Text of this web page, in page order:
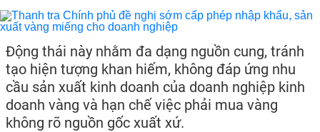
Động thái này nhằm đa dạng nguồn cung, tránh
tạo hiện tượng khan hiếm, không đáp ứng nhu
cầu sản xuất kinh doanh của doanh nghiệp kinh
doanh vàng và hạn chế việc phải mua vàng
không rõ nguồn gốc xuất xứ.